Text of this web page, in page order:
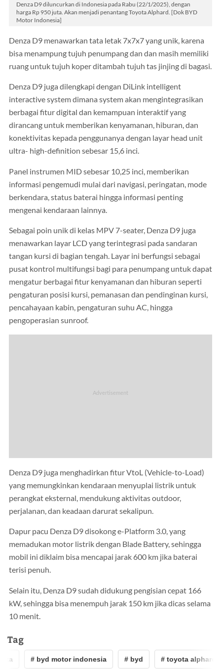
Denza D9 diluncurkan di Indonesia pada Rabu (22/1/2025), dengan
harga Rp 950 juta. Akan menjadi penantang Toyota Alphard. [Dok BYD
Motor Indonesia]
Denza D9 menawarkan tata letak 7x7x7 yang unik, karena
bisa menampung tujuh penumpang dan dan masih memiliki
ruang untuk tujuh koper ditambah tujuh tas jinjing di bagasi.
Denza D9 juga dilengkapi dengan DiLink intelligent
interactive system dimana system akan mengintegrasikan
berbagai fitur digital dan kemampuan interaktif yang
dirancang untuk memberikan kenyamanan, hiburan, dan
konektivitas kepada penggunanya dengan layar head unit
ultra- high-definition sebesar 15,6 inci.
Panel instrumen MID sebesar 10,25 inci, memberikan
informasi pengemudi mulai dari navigasi, peringatan, mode
berkendara, status baterai hingga informasi penting
mengenai kendaraan lainnya.
Sebagai poin unik di kelas MPV 7-seater, Denza D9 juga
menawarkan layar LCD yang terintegrasi pada sandaran
tangan kursi di bagian tengah. Layar ini berfungsi sebagai
pusat kontrol multifungsi bagi para penumpang untuk dapat
mengatur berbagai fitur kenyamanan dan hiburan seperti
pengaturan posisi kursi, pemanasan dan pendinginan kursi,
pencahayaan kabin, pengaturan suhu AC, hingga
pengoperasian sunroof.
Denza D9 juga menghadirkan fitur VtoL (Vehicle-to-Load)
yang memungkinkan kendaraan menyuplai listrik untuk
perangkat eksternal, mendukung aktivitas outdoor,
perjalanan, dan keadaan darurat sekalipun.
Dapur pacu Denza D9 disokong e-Platform 3.0, yang
memadukan motor listrik dengan Blade Battery, sehingga
mobil ini diklaim bisa mencapai jarak 600 km jika baterai
terisi penuh.
Selain itu, Denza D9 sudah didukung pengisian cepat 166
kW, sehingga bisa menempuh jarak 150 km jika dicas selama
10 menit.
Tag
# byd motor indonesia # byd # toyota alphard